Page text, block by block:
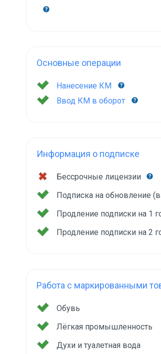
Основные операции
Нанесение КМ
Ввод КМ в оборот
Информация о подписке
Бессрочные лицензии
Подписка на обновление
Продление подписки на 1
Продление подписки на 2
Работа с маркированными
Обувь
Лёгкая промышленность
Духи и туалетная вода